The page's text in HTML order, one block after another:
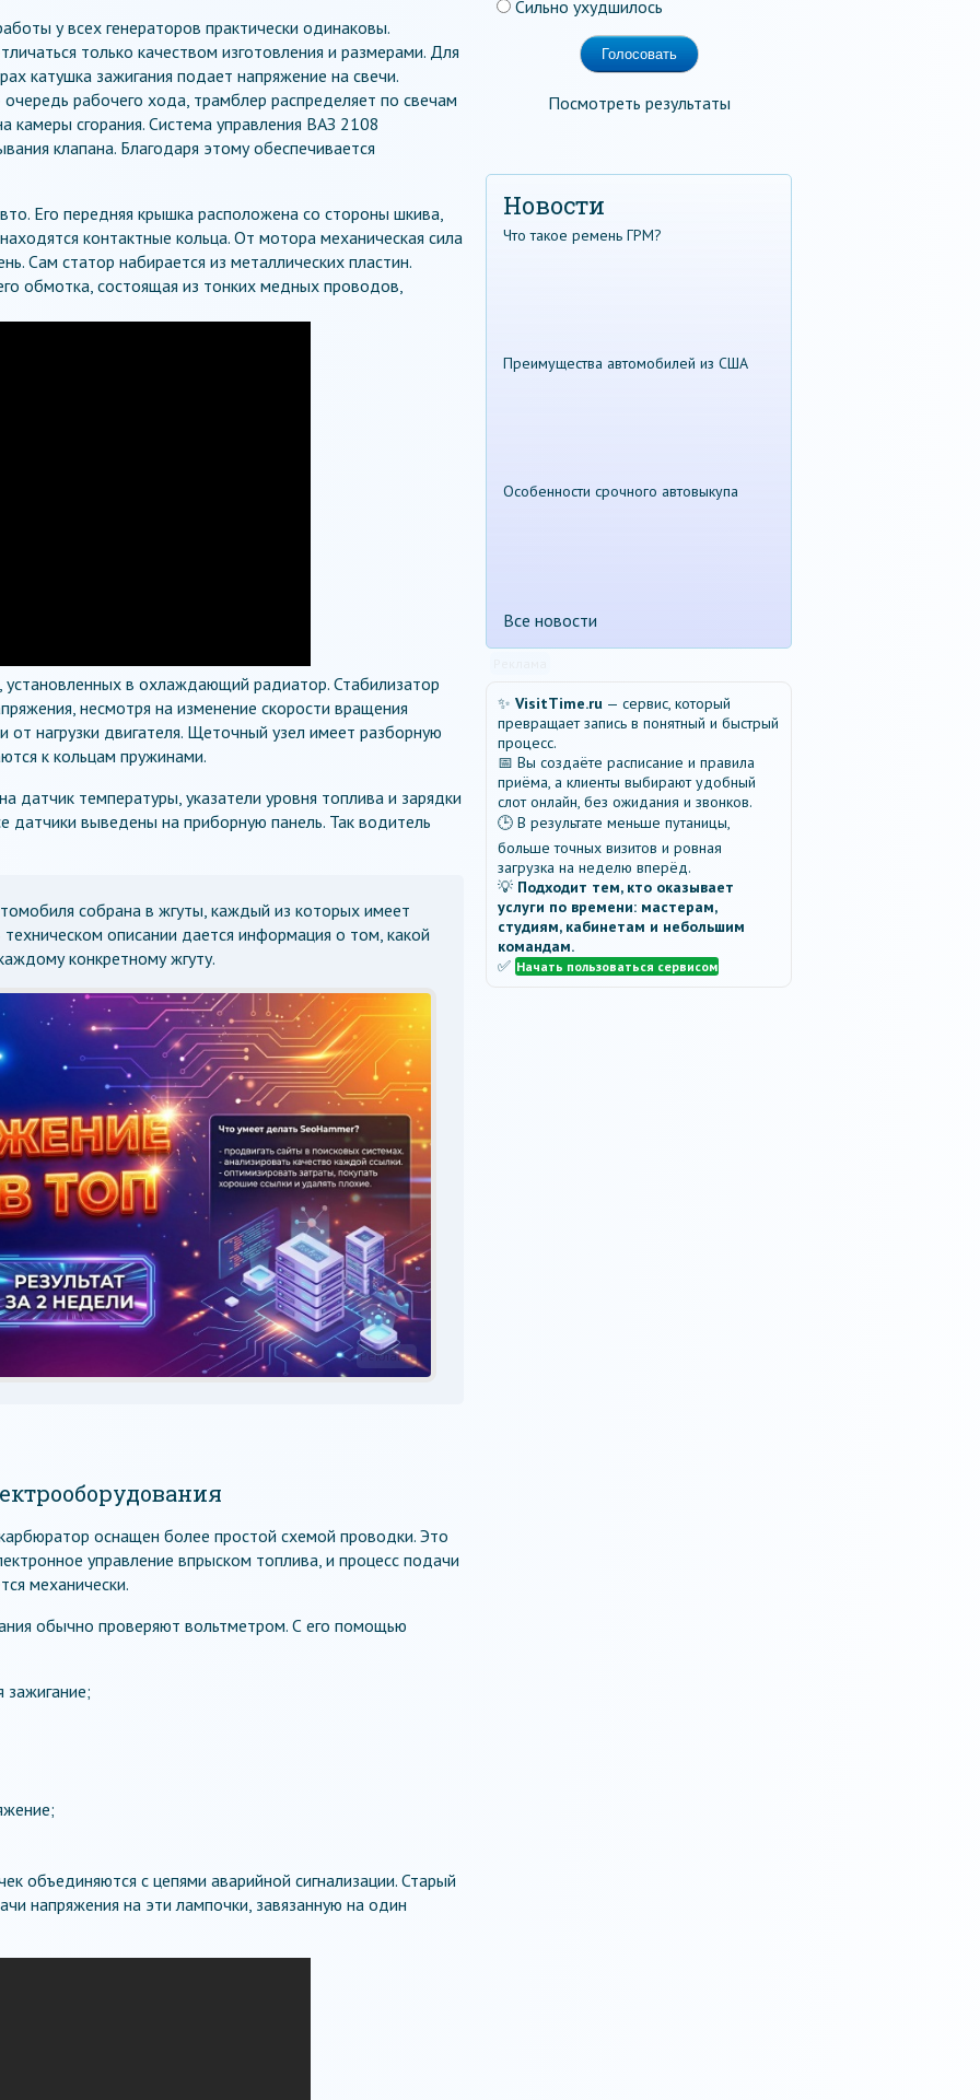
у всех генераторов практически одинаковы.
только качеством изготовления и размерами. Для
катушка зажигания подает напряжение на свечи.
рабочего хода, трамблер распределяет по свечам
сгорания. Система управления ВАЗ 2108
клапана. Благодаря этому обеспечивается
Его передняя крышка расположена со стороны шкива,
контактные кольца. От мотора механическая сила
Сам статор набирается из металлических пластин.
обмотка, состоящая из тонких медных проводов,
в охлаждающий радиатор. Стабилизатор
несмотря на изменение скорости вращения
от нагрузки двигателя. Щеточный узел имеет разборную
к кольцам пружинами.
датчик температуры, указатели уровня топлива и зарядки
датчики выведены на приборную панель. Так водитель
собрана в жгуты, каждый из которых имеет
описании дается информация о том, какой
конкретному жгуту.
Реклама
оснащен более простой схемой проводки. Это
управление впрыском топлива, и процесс подачи
механически.
обычно проверяют вольтметром. С его помощью
зажигание;
объединяются с цепями аварийной сигнализации. Старый
напряжения на эти лампочки, завязанную на один
Сильно ухудшилось
Посмотреть результаты
Новости
Что такое ремень ГРМ?
Преимущества автомобилей из США
Особенности срочного автовыкупа
Все новости
✨ VisitTime.ru — сервис, который
превращает запись в понятный и быстрый
процесс.
📅 Вы создаёте расписание и правила
приёма, а клиенты выбирают удобный
слот онлайн, без ожидания и звонков.
🕒 В результате меньше путаницы,
больше точных визитов и ровная
загрузка на неделю вперёд.
💡 Подходит тем, кто оказывает
услуги по времени: мастерам,
студиям, кабинетам и небольшим
командам.
✅ Начать пользоваться сервисом